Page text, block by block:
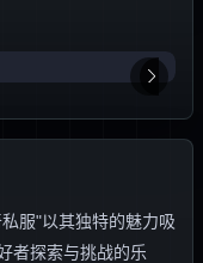
服"以其独特的魅力吸
者探索与挑战的乐